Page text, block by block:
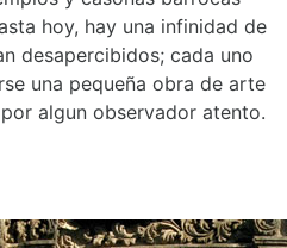
hoy, hay una infinidad de
desapercibidos; cada uno
una pequeña obra de arte
algun observador atento.